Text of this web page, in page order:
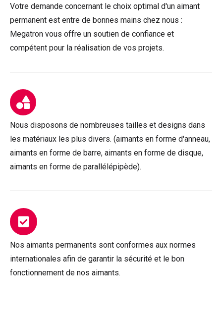
Votre demande concernant le choix optimal d'un aimant
permanent est entre de bonnes mains chez nous :
Megatron vous offre un soutien de confiance et
compétent pour la réalisation de vos projets.
Nous disposons de nombreuses tailles et designs dans
les matériaux les plus divers. (aimants en forme d'anneau,
aimants en forme de barre, aimants en forme de disque,
aimants en forme de parallélépipède).
Nos aimants permanents sont conformes aux normes
internationales afin de garantir la sécurité et le bon
fonctionnement de nos aimants.